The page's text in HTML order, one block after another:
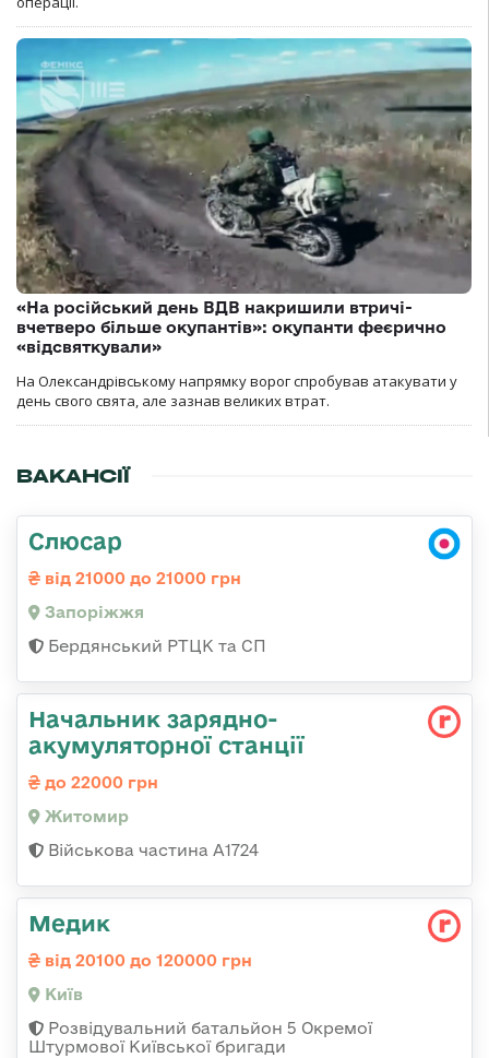
«На російський день ВДВ накришили втричі-
вчетверо більше окупантів»: окупанти феєрично
«відсвяткували»
На Олександрівському напрямку ворог спробував атакувати у
день свого свята, але зазнав великих втрат.
ВАКАНСІЇ
Слюсар
від 21000 до 21000 грн
Запоріжжя
Бердянський РТЦК та СП
Начальник зарядно-
акумуляторної станції
до 22000 грн
Житомир
Військова частина А1724
Медик
від 20100 до 120000 грн
Київ
Розвідувальний батальйон 5 Окремої
Штурмової Київської бригади